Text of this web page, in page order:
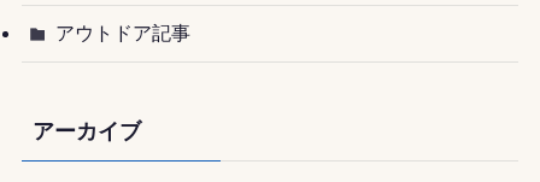
アウトドア記事
アーカイブ